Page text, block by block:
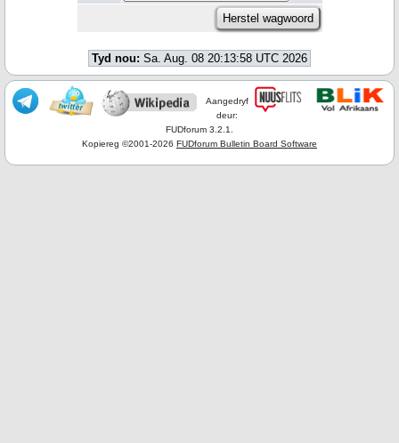
Tyd nou: Sa. Aug. 08 20:13:58 UTC 2026
Aangedryf
deur:
FUDforum 3.2.1.
Kopiereg ©2001-2026 FUDforum Bulletin Board Software